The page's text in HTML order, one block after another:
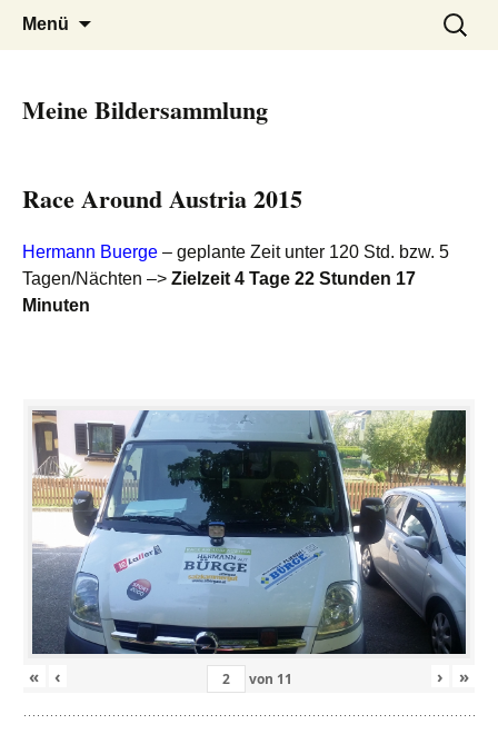
Ida Platzer
Menü
Suchen
nach:
Meine Bildersammlung
Race Around Austria 2015
Hermann Buerge – geplante Zeit unter 120 Std. bzw. 5
Tagen/Nächten –> Zielzeit 4 Tage 22 Stunden 17
Minuten
« ‹ von 11 › »